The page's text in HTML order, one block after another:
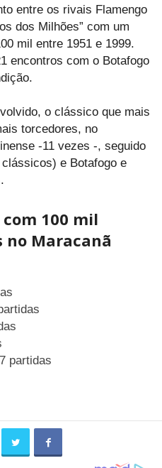
entre os rivais Flamengo
dos Milhões” com um
mil entre 1951 e 1999.
encontros com o Botafogo
o clássico que mais
torcedores, no
-11 vezes -, seguido
e Botafogo e
100 mil
no Maracanã
partidas